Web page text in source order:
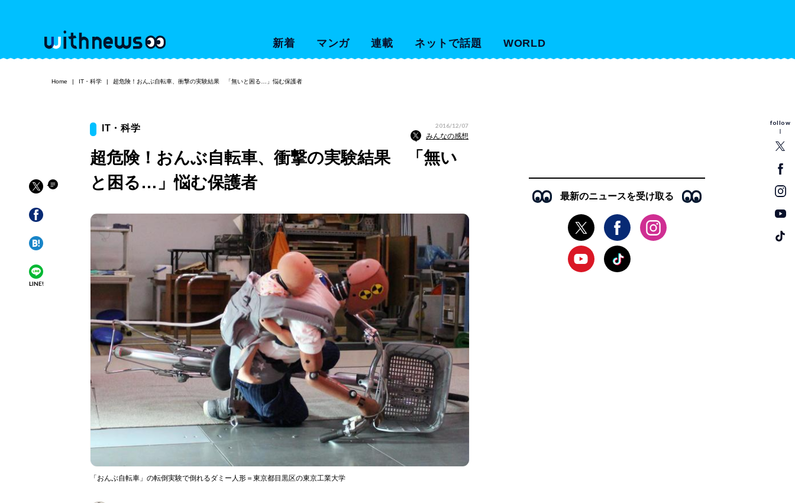
新着 マンガ 連載 ネットで話題 WORLD
follow
Home IT・科学 超危険！おんぶ自転車、衝撃の実験結果 「無いと困る…」悩む保護者
LINE!
IT・科学 2016/12/07
みんなの感想
超危険！おんぶ自転車、衝撃の実験結果 「無い
と困る…」悩む保護者
「おんぶ自転車」の転倒実験で倒れるダミー人形＝東京都目黒区の東京工業大学
最新のニュースを受け取る